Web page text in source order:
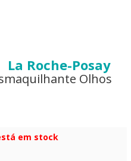
La Roche-Posay
Olhos
em stock